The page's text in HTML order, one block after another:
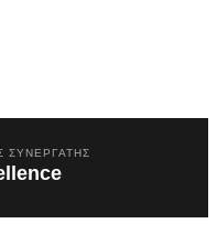
ΣΥΝΕΡΓΆΤΗΣ